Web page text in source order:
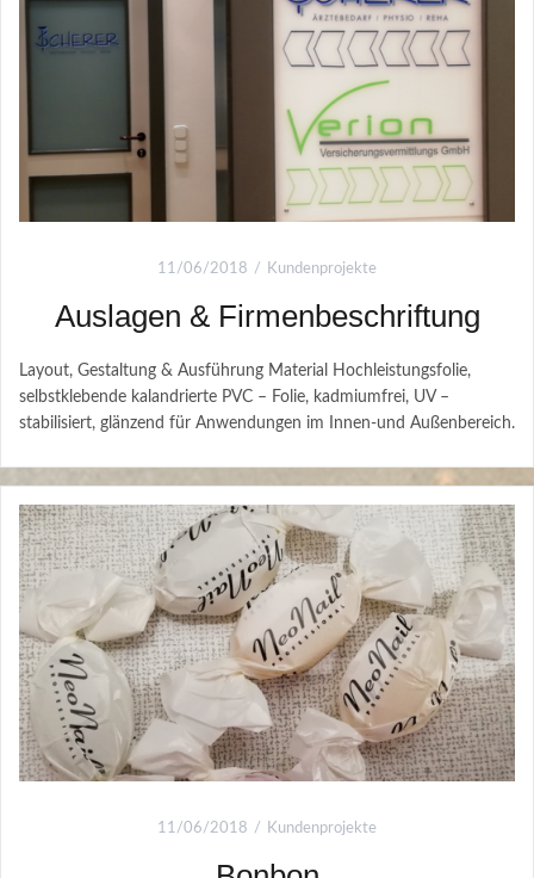
11/06/2018 Kundenprojekte
Auslagen & Firmenbeschriftung
Layout, Gestaltung & Ausführung Material Hochleistungsfolie,
selbstklebende kalandrierte PVC – Folie, kadmiumfrei, UV –
stabilisiert, glänzend für Anwendungen im Innen-und Außenbereich.
11/06/2018 Kundenprojekte